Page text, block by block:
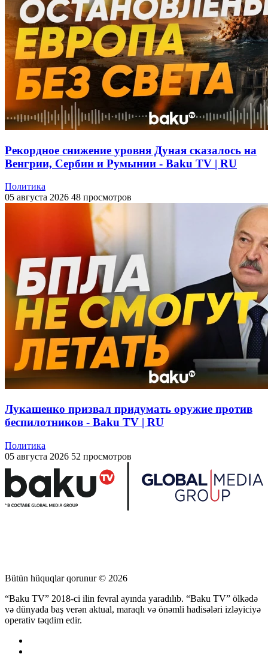
Рекордное снижение уровня Дуная сказалось на
Венгрии, Сербии и Румынии - Baku TV | RU
Политика
05 августа 2026 48 просмотров
Лукашенко призвал придумать оружие против
беспилотников - Baku TV | RU
Политика
05 августа 2026 52 просмотров
Bütün hüquqlar qorunur © 2026
“Baku TV” 2018-ci ilin fevral ayında yaradılıb. “Baku TV” ölkədə
və dünyada baş verən aktual, maraqlı və önəmli hadisələri izləyiciyə
operativ təqdim edir.